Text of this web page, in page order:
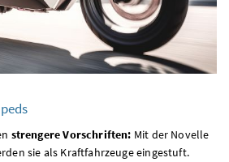
strengere Vorschriften: Mit der Novelle
sie als Kraftfahrzeuge eingestuft.